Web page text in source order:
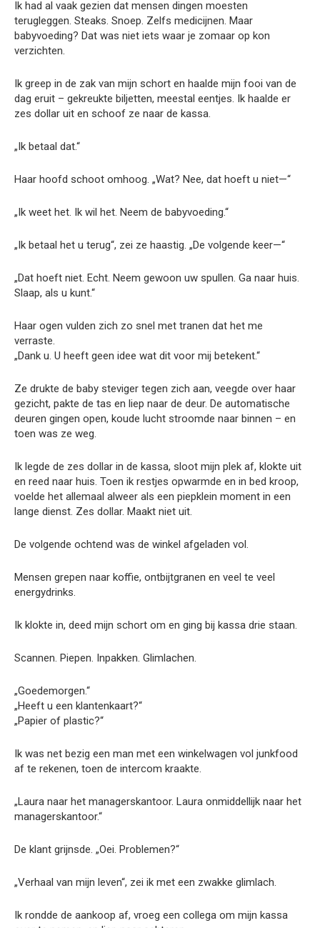
Ik had al vaak gezien dat mensen dingen moesten
terugleggen. Steaks. Snoep. Zelfs medicijnen. Maar
babyvoeding? Dat was niet iets waar je zomaar op kon
verzichten.
Ik greep in de zak van mijn schort en haalde mijn fooi van de
dag eruit – gekreukte biljetten, meestal eentjes. Ik haalde er
zes dollar uit en schoof ze naar de kassa.
„Ik betaal dat.“
Haar hoofd schoot omhoog. „Wat? Nee, dat hoeft u niet—“
„Ik weet het. Ik wil het. Neem de babyvoeding.“
„Ik betaal het u terug“, zei ze haastig. „De volgende keer—“
„Dat hoeft niet. Echt. Neem gewoon uw spullen. Ga naar huis.
Slaap, als u kunt.“
Haar ogen vulden zich zo snel met tranen dat het me
verraste.
„Dank u. U heeft geen idee wat dit voor mij betekent.“
Ze drukte de baby steviger tegen zich aan, veegde over haar
gezicht, pakte de tas en liep naar de deur. De automatische
deuren gingen open, koude lucht stroomde naar binnen – en
toen was ze weg.
Ik legde de zes dollar in de kassa, sloot mijn plek af, klokte uit
en reed naar huis. Toen ik restjes opwarmde en in bed kroop,
voelde het allemaal alweer als een piepklein moment in een
lange dienst. Zes dollar. Maakt niet uit.
De volgende ochtend was de winkel afgeladen vol.
Mensen grepen naar koffie, ontbijtgranen en veel te veel
energydrinks.
Ik klokte in, deed mijn schort om en ging bij kassa drie staan.
Scannen. Piepen. Inpakken. Glimlachen.
„Goedemorgen.“
„Heeft u een klantenkaart?“
„Papier of plastic?“
Ik was net bezig een man met een winkelwagen vol junkfood
af te rekenen, toen de intercom kraakte.
„Laura naar het managerskantoor. Laura onmiddellijk naar het
managerskantoor.“
De klant grijnsde. „Oei. Problemen?“
„Verhaal van mijn leven“, zei ik met een zwakke glimlach.
Ik rondde de aankoop af, vroeg een collega om mijn kassa